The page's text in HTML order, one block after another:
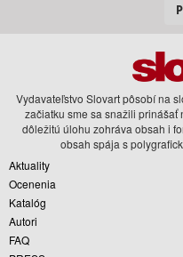
Vydavateľstvo Slovart pôsobí na
začiatku sme sa snažili prinášať
dôležitú úlohu zohráva obsah i
obsah spája s
Aktuality
Ocenenia
Katalóg
Autori
FAQ